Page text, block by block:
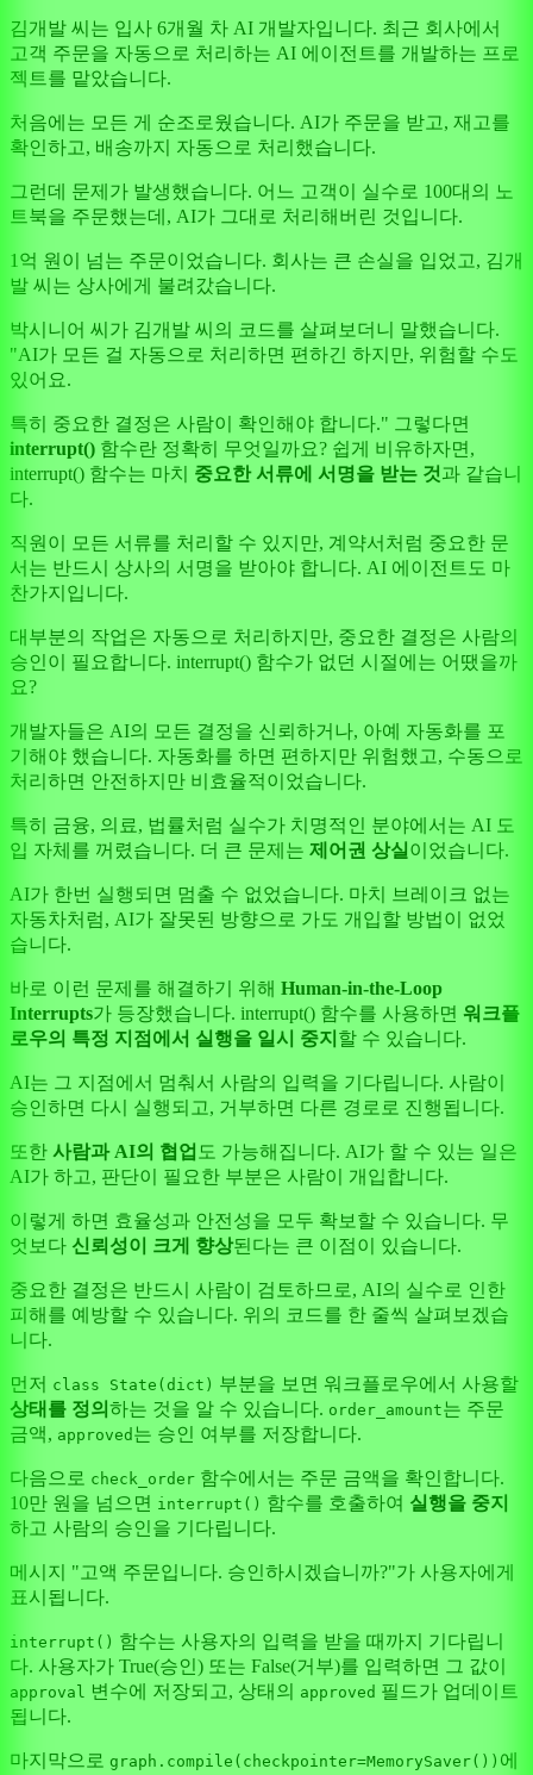
김개발 씨는 입사 6개월 차 AI 개발자입니다. 최근 회사에서
고객 주문을 자동으로 처리하는 AI 에이전트를 개발하는 프로
젝트를 맡았습니다.
처음에는 모든 게 순조로웠습니다. AI가 주문을 받고, 재고를
확인하고, 배송까지 자동으로 처리했습니다.
그런데 문제가 발생했습니다. 어느 고객이 실수로 100대의 노
트북을 주문했는데, AI가 그대로 처리해버린 것입니다.
1억 원이 넘는 주문이었습니다. 회사는 큰 손실을 입었고, 김개
발 씨는 상사에게 불려갔습니다.
박시니어 씨가 김개발 씨의 코드를 살펴보더니 말했습니다.
"AI가 모든 걸 자동으로 처리하면 편하긴 하지만, 위험할 수도
있어요.
특히 중요한 결정은 사람이 확인해야 합니다." 그렇다면
interrupt() 함수란 정확히 무엇일까요? 쉽게 비유하자면,
interrupt() 함수는 마치 중요한 서류에 서명을 받는 것과 같습니
다.
직원이 모든 서류를 처리할 수 있지만, 계약서처럼 중요한 문
서는 반드시 상사의 서명을 받아야 합니다. AI 에이전트도 마
찬가지입니다.
대부분의 작업은 자동으로 처리하지만, 중요한 결정은 사람의
승인이 필요합니다. interrupt() 함수가 없던 시절에는 어땠을까
요?
개발자들은 AI의 모든 결정을 신뢰하거나, 아예 자동화를 포
기해야 했습니다. 자동화를 하면 편하지만 위험했고, 수동으로
처리하면 안전하지만 비효율적이었습니다.
특히 금융, 의료, 법률처럼 실수가 치명적인 분야에서는 AI 도
입 자체를 꺼렸습니다. 더 큰 문제는 제어권 상실 이었습니다.
AI가 한번 실행되면 멈출 수 없었습니다. 마치 브레이크 없는
자동차처럼, AI가 잘못된 방향으로 가도 개입할 방법이 없었
습니다.
바로 이런 문제를 해결하기 위해 Human-in-the-Loop
Interrupts가 등장했습니다. interrupt() 함수를 사용하면 워크플
로우의 특정 지점에서 실행을 일시 중지 할 수 있습니다.
AI는 그 지점에서 멈춰서 사람의 입력을 기다립니다. 사람이
승인하면 다시 실행되고, 거부하면 다른 경로로 진행됩니다.
또한 사람과 AI의 협업 도 가능해집니다. AI가 할 수 있는 일은
AI가 하고, 판단이 필요한 부분은 사람이 개입합니다.
이렇게 하면 효율성과 안전성을 모두 확보할 수 있습니다. 무
엇보다 신뢰성이 크게 향상된다는 큰 이점이 있습니다.
중요한 결정은 반드시 사람이 검토하므로, AI의 실수로 인한
피해를 예방할 수 있습니다. 위의 코드를 한 줄씩 살펴보겠습
니다.
먼저 class State(dict) 부분을 보면 워크플로우에서 사용할
상태를 정의 하는 것을 알 수 있습니다. order_amount는 주문
금액, approved 는 승인 여부를 저장합니다.
다음으로 check_order 함수에서는 주문 금액을 확인합니다.
10만 원을 넘으면 interrupt() 함수를 호출하여 실행을 중지
하고 사람의 승인을 기다립니다.
메시지 "고액 주문입니다. 승인하시겠습니까?"가 사용자에게
표시됩니다.
interrupt() 함수는 사용자의 입력을 받을 때까지 기다립니
다. 사용자가 True(승인) 또는 False(거부)를 입력하면 그 값이
approval 변수에 저장되고, 상태의 approved 필드가 업데이트
됩니다.
마지막으로 graph.compile(checkpointer=MemorySaver()) 에